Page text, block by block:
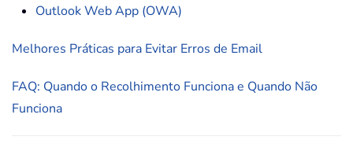
Outlook Web App (OWA)
Melhores Práticas para Evitar Erros de Email
FAQ: Quando o Recolhimento Funciona e Quando Não
Funciona